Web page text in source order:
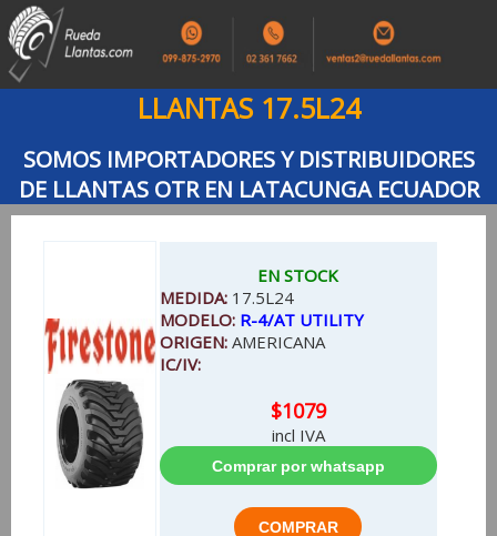
LLANTAS 17.5L24
SOMOS IMPORTADORES Y DISTRIBUIDORES
DE LLANTAS OTR EN LATACUNGA ECUADOR
EN STOCK
MEDIDA: 17.5L24
MODELO: R-4/AT UTILITY
ORIGEN: AMERICANA
IC/IV:
$1079
incl IVA